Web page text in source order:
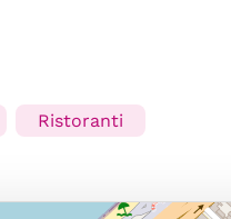
Ristoranti